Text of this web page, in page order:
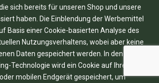
sich bereits für unseren Shop und unsere
haben. Die Einblendung der Werbemittel
Basis einer Cookie-basierten Analyse des
Nutzungsverhaltens, wobei aber keine
Daten gespeichert werden. In den Fällen
Technologie wird ein Cookie auf Ihrem
mobilen Endgerät gespeichert, um